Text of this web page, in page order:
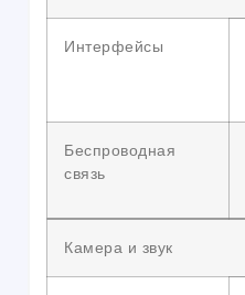
Интерфейсы
Беспроводная
связь
Камера и звук